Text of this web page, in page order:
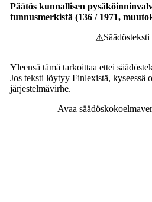
Päätös kunnallisen
tunnusmerkistä (136 / 1971,
⚠
Yleensä tämä tarkoittaa ettei
Jos teksti löytyy Finlexistä, kyseessä
järjestelmävirhe.
Avaa